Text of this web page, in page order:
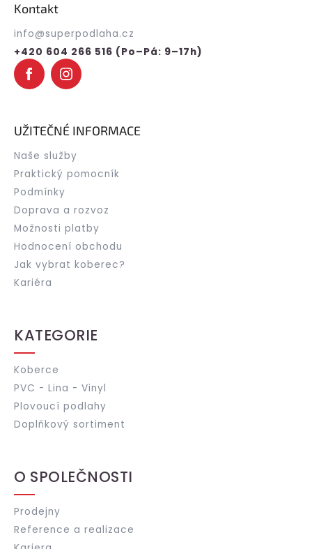
Kontakt
info@superpodlaha.cz
+420 604 266 516 (Po–Pá: 9–17h)
UŽITEČNÉ INFORMACE
Naše služby
Praktický pomocník
Podmínky
Doprava a rozvoz
Možnosti platby
Hodnocení obchodu
Jak vybrat koberec?
Kariéra
KATEGORIE
Koberce
PVC - Lina - Vinyl
Plovoucí podlahy
Doplňkový sortiment
O SPOLEČNOSTI
Prodejny
Reference a realizace